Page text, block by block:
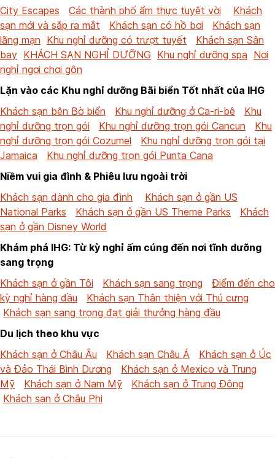
City Escapes Các thành phố ẩm thực tuyệt vời
Khách
sạn mới và sắp ra mắt
Khách sạn có hồ bơi
Khách sạn
lãng mạn Khu nghỉ dưỡng có trượt tuyết
Khách sạn Sân
bay KHÁCH SẠN NGHỈ DƯỠNG Khu nghỉ dưỡng spa Nơi
nghỉ ngơi chơi gôn
Lặn vào các Khu nghỉ dưỡng Bãi biển Tốt nhất của IHG
Khách sạn bên Bờ biển
Khu nghỉ dưỡng ở Ca-ri-bê
Khu
nghỉ dưỡng trọn gói
Khu nghỉ dưỡng trọn gói Cancun
Khu
nghỉ dưỡng trọn gói Cozumel
Khu nghỉ dưỡng trọn gói tại
Jamaica
Khu nghỉ dưỡng trọn gói Punta Cana
Niềm vui gia đình & Phiêu lưu ngoài trời
Khách sạn dành cho gia đình
Khách sạn ở gần US
National Parks
Khách sạn ở gần US Theme Parks
Khách
sạn ở gần Disney World
Khám phá IHG: Từ kỳ nghỉ ấm cúng đến nơi tĩnh dưỡng
sang trọng
Khách sạn ở gần Tôi
Khách sạn sang trọng
Điểm đến cho
kỳ nghỉ hàng đầu
Khách sạn Thân thiện với Thú cưng
Khách sạn sang trọng đạt giải thưởng hàng đầu
Du lịch theo khu vực
Khách sạn ở Châu Âu
Khách sạn Châu Á
Khách sạn ở Úc
và Đảo Thái Bình Dương
Khách sạn ở Mexico và Trung
Mỹ
Khách sạn ở Nam Mỹ
Khách sạn ở Trung Đông
Khách sạn ở Châu Phi